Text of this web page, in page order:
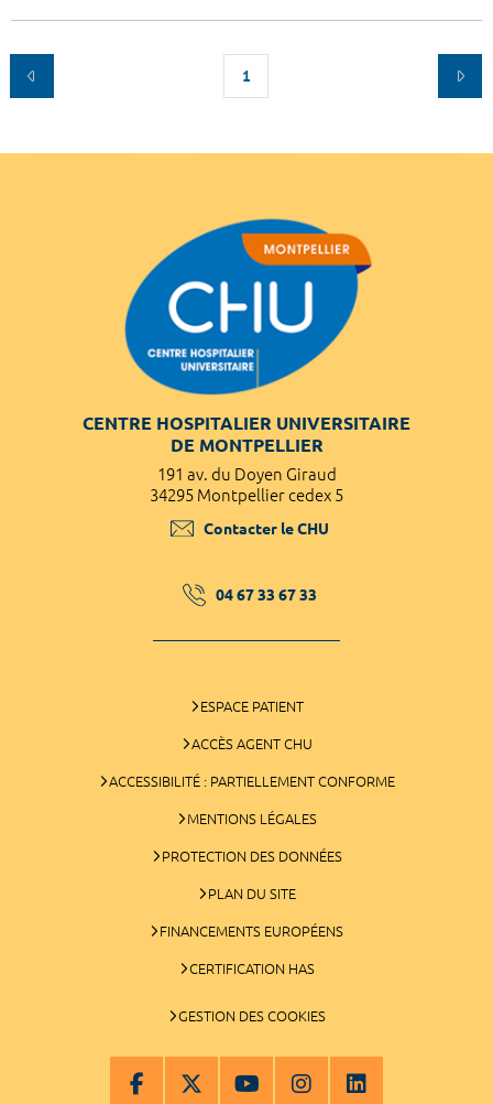
1
CENTRE HOSPITALIER UNIVERSITAIRE
DE MONTPELLIER
191 av. du Doyen Giraud
34295 Montpellier cedex 5
Contacter le CHU
04 67 33 67 33
ESPACE PATIENT
ACCÈS AGENT CHU
ACCESSIBILITÉ : PARTIELLEMENT CONFORME
MENTIONS LÉGALES
PROTECTION DES DONNÉES
PLAN DU SITE
FINANCEMENTS EUROPÉENS
CERTIFICATION HAS
GESTION DES COOKIES